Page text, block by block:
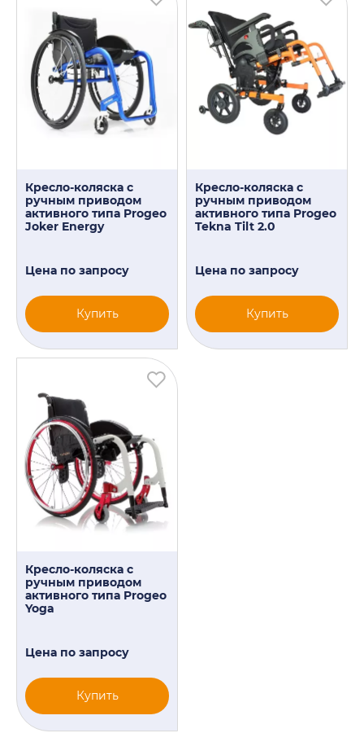
Кресло-коляска с
ручным приводом
активного типа Progeo
Joker Energy
Цена по запросу
Купить
Кресло-коляска с
ручным приводом
активного типа Progeo
Tekna Tilt 2.0
Цена по запросу
Купить
Кресло-коляска с
ручным приводом
активного типа Progeo
Yoga
Цена по запросу
Купить